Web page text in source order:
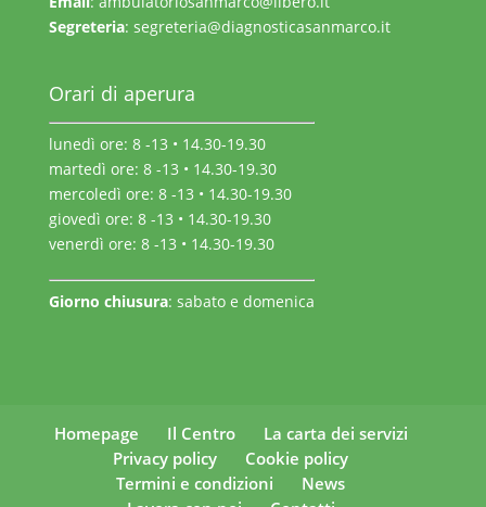
Segreteria: segreteria@diagnosticasanmarco.it
Orari di aperura
lunedì ore: 8 -13 • 14.30-19.30
martedì ore: 8 -13 • 14.30-19.30
mercoledì ore: 8 -13 • 14.30-19.30
giovedì ore: 8 -13 • 14.30-19.30
venerdì ore: 8 -13 • 14.30-19.30
Giorno chiusura: sabato e domenica
Homepage Il Centro
La carta dei servizi
Privacy policy
Cookie policy
Termini e condizioni
News